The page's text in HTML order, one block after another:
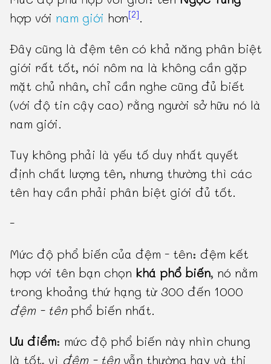
hợp với nam giới hơn[2].
Đây cũng là đệm tên có khả năng phân biệt
giới rất tốt, nói nôm na là không cần gặp
mặt chủ nhân, chỉ cần nghe cũng đủ biết
(với độ tin cậy cao) rằng người sở hữu nó là
nam giới.
Tuy không phải là yếu tố duy nhất quyết
định chất lượng tên, nhưng thường thì các
tên hay cần phải phân biệt giới đủ tốt.
-
Mức độ phổ biến của đệm - tên: đệm kết
hợp với tên bạn chọn khá phổ biến, nó nằm
trong khoảng thứ hạng từ 300 đến 1000
đệm - tênphổ biến nhất.
Ưu điểm: mức độ phổ biến này nhìn chung
là tốt, vì đệm - tênvẫn thường hay và thi